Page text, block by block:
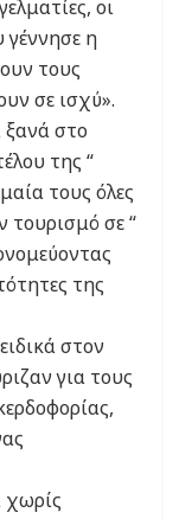
οι
γέννησε η
τους
σε ισχύ».
ξανά στο
της “
τους όλες
τουρισμό σε “
της
στον
για τους
χωρίς